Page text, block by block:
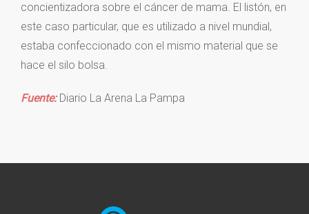
concientizadora sobre el cáncer de mama. El listón, en
este caso particular, que es utilizado a nivel mundial,
estaba confeccionado con el mismo material que se
hace el silo bolsa.
Fuente:Diario La Arena La Pampa